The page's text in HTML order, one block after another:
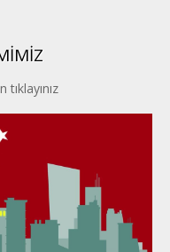
tıklayınız